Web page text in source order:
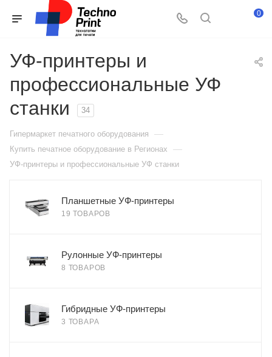
0
УФ-принтеры и
профессиональные УФ
станки
34
Гипермаркет печатного оборудования —
Купить печатное оборудование в Регионах —
УФ-принтеры и профессиональные УФ станки
Планшетные УФ-принтеры
19 ТОВАРОВ
Рулонные УФ-принтеры
8 ТОВАРОВ
Гибридные УФ-принтеры
3 ТОВАРА